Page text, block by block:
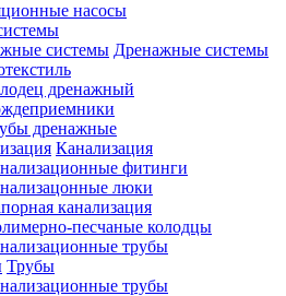
насосы
Дренажные системы
дренажный
дренажные
Канализация
фитинги
люки
канализация
песчаные колодцы
трубы
Трубы
трубы